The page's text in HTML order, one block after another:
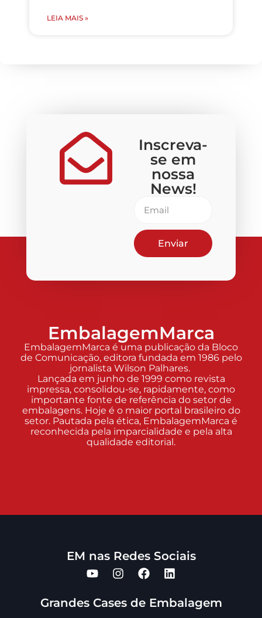
LEIA MAIS »
Inscreva-
se em
nossa
News!
Enviar
EmbalagemMarca
EmbalagemMarca é uma publicação da Bloco
de Comunicação, editora fundada em 1986 pelo
jornalista Wilson Palhares.
Lançada em junho de 1999 como revista
impressa, consolidou-se, rapidamente, como
importante fonte de referência do setor de
embalagens. Hoje é o maior portal brasileiro do
setor. Pautada pela ética, EmbalagemMarca é
reconhecida pela imparcialidade e pela alta
qualidade editorial.
EM nas Redes Sociais
Grandes Cases de Embalagem